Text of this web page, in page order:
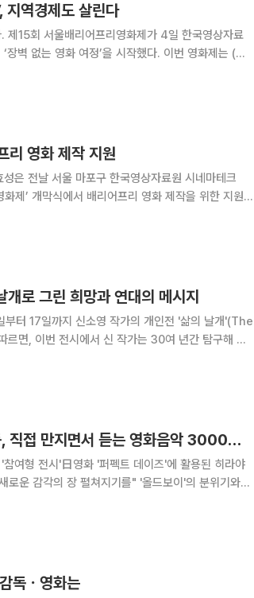
지역경제도 살린다
제15회 서울배리어프리영화제가 4일 한국영상자료
벽 없는 영화 여정’을 시작했다. 이번 영화제는 (사)
무료 상영한다. 개막식 사
리 영화 제작 지원
제’ 개막식에서 배리어프리 영화 제작을 위한 지원
게는 화면의 상황
로 그린 희망과 연대의 메시지
부터 17일까지 신소영 작가의 개인전 '삶의 날개'(The
디지털 시대에 소환된 물성의 감동, 직접 만지면서 듣는 영화음악 3000점 전시
여형 전시'日영화 '퍼펙트 데이즈'에 활용된 히라야
펼쳐지기를" '올드보이'의 분위기와
로 기억되는
독ㆍ영화는